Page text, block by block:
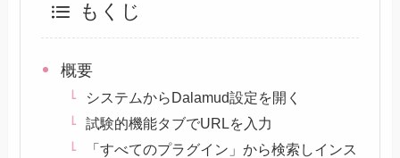
もくじ
概要
システムからDalamud設定を開く
試験的機能タブでURLを入力
「すべてのプラグイン」から検索しインス